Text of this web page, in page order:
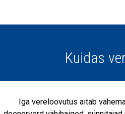
Kuidas
Iga vereloovutus aitab